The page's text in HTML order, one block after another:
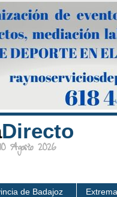
Directo
10 Agosto 2026
de Badajoz